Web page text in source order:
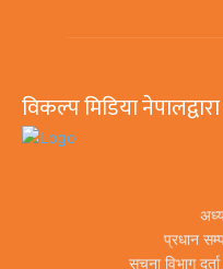
विकल्प मिडिया
प्रधान
सूचना विभाग